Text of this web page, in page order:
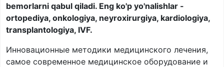
bemorlarni qabul qiladi. Eng ko'p yo'nalishlar -
ortopediya, onkologiya, neyroxirurgiya, kardiologiya,
transplantologiya, IVF.
Инновационные методики медицинского лечения,
самое современное медицинское оборудование и